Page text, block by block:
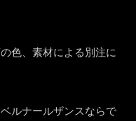
色、素材による別注に
ルナールザンスならで